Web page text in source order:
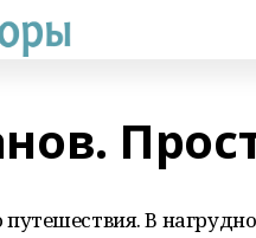
путешествия. В